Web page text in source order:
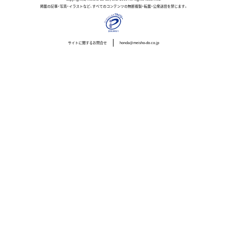
掲載の記事・写真・イラストなど、すべてのコンテンツの無断複製・転載・公衆送信を禁じます。
サイトに関するお問合せ honda@meisho-do.co.jp